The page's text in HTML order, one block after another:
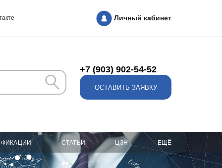
Личный кабинет
+7 (903) 902-54-52
ОСТАВИТЬ ЗАЯВКУ
СТАТЬИ ЦЗН ЕЩЁ